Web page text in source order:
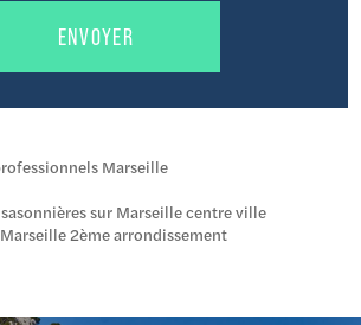
Marseille
sur Marseille centre ville
2ème arrondissement